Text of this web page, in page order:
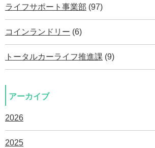
ライフサポート事業部 (97)
コインランドリー (6)
トータルカーライフ推進課 (9)
アーカイブ
2026
2025